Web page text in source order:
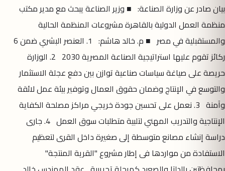
بيان صادر عن وزارة الصناعة: ■ وزير الصناعة يبحث مع مدير مكتب
منظمة العمل الدولية بالقاهرة مشروعات المنظمة الحالية
والمستقبلية في مصر ■ م. خالد هاشم: 1. العنصر البشري ضمن 6
ركائز تقوم عليها استراتيجية الصناعة المصرية 2030 2. الوزارة
حريصة على صياغة سياسات صناعية توازن بين دفع عجلة الاستثمار
والتوسع في الإنتاج وضمان حقوق العمال وتوفير بيئة عمل لائقة
وآمنة 3. نعمل على تحسين جودة خريجي مراكز مصلحة الكفاية
الإنتاجية والتدريب المهني لتلبية متطلبات سوق العمل 4. جارى
دراسة إنشاء مصانع متوسطة إلى صغيرة داخل القرى لتعظيم
الاستفادة من مواردها فى إطار مشروع "القرية المنتجة"